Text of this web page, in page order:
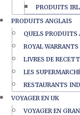
PRODUITS
PRODUITS ANGLAIS
QUELS PRODUITS
ROYAL
LIVRES DE
LES
RESTAURANTS
VOYAGER EN UK
VOYAGER EN